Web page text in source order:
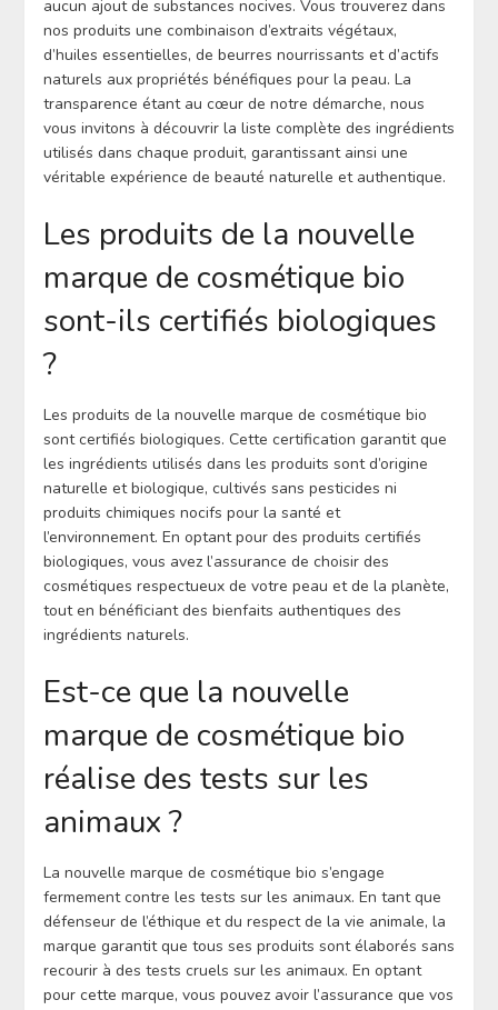
aucun ajout de substances nocives. Vous trouverez dans
nos produits une combinaison d’extraits végétaux,
d’huiles essentielles, de beurres nourrissants et d’actifs
naturels aux propriétés bénéfiques pour la peau. La
transparence étant au cœur de notre démarche, nous
vous invitons à découvrir la liste complète des ingrédients
utilisés dans chaque produit, garantissant ainsi une
véritable expérience de beauté naturelle et authentique.
Les produits de la nouvelle
marque de cosmétique bio
sont-ils certifiés biologiques
?
Les produits de la nouvelle marque de cosmétique bio
sont certifiés biologiques. Cette certification garantit que
les ingrédients utilisés dans les produits sont d’origine
naturelle et biologique, cultivés sans pesticides ni
produits chimiques nocifs pour la santé et
l’environnement. En optant pour des produits certifiés
biologiques, vous avez l’assurance de choisir des
cosmétiques respectueux de votre peau et de la planète,
tout en bénéficiant des bienfaits authentiques des
ingrédients naturels.
Est-ce que la nouvelle
marque de cosmétique bio
réalise des tests sur les
animaux ?
La nouvelle marque de cosmétique bio s’engage
fermement contre les tests sur les animaux. En tant que
défenseur de l’éthique et du respect de la vie animale, la
marque garantit que tous ses produits sont élaborés sans
recourir à des tests cruels sur les animaux. En optant
pour cette marque, vous pouvez avoir l’assurance que vos